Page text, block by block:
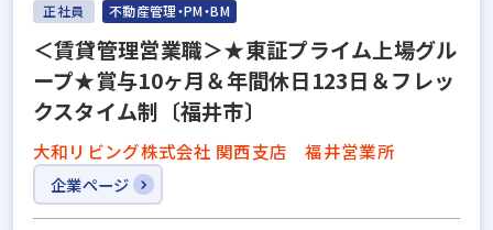
正社員 不動産管理・PM・BM
＜賃貸管理営業職＞★東証プライム上場グル
ープ★賞与10ヶ月＆年間休日123日＆フレッ
クスタイム制〔福井市〕
大和リビング株式会社 関西支店 福井営業所
企業ページ